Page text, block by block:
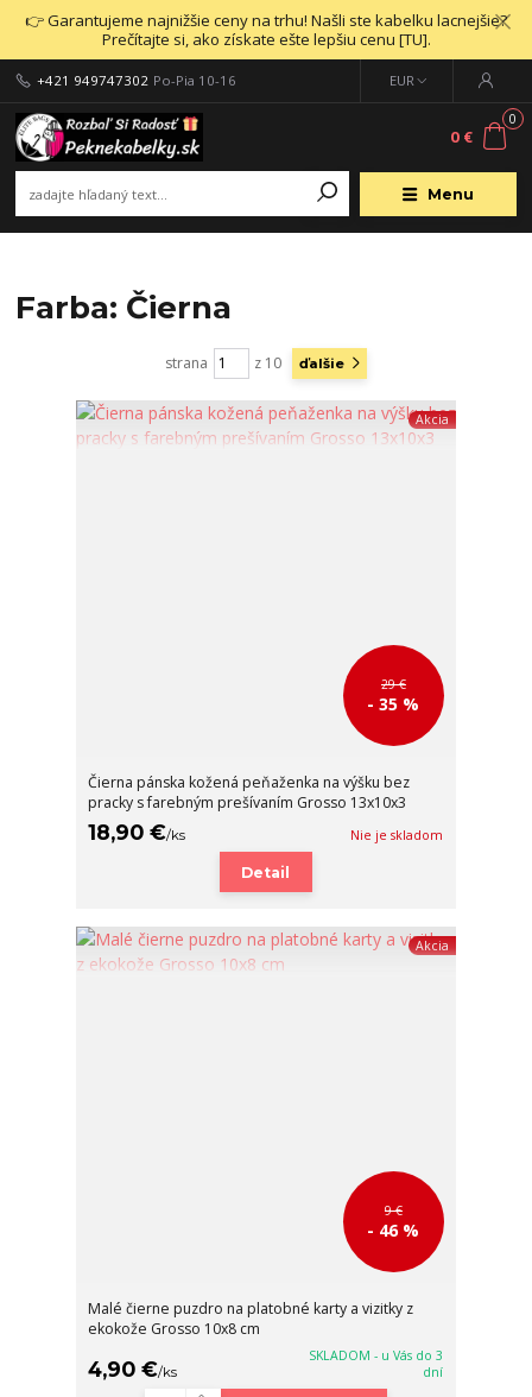
👉 Garantujeme najnižšie ceny na trhu! Našli ste kabelku lacnejšie?
Prečítajte si, ako získate ešte lepšiu cenu [TU].
Menu
EUR
+421 949747302 Po-Pia 10-16
0
0 €
Farba: Čierna
strana z 10 ďalšie
Akcia
29 €
- 35 %
Čierna pánska kožená peňaženka na výšku bez
pracky s farebným prešívaním Grosso 13x10x3
18,90 €/ks Nie je skladom
Detail
Akcia
9 €
- 46 %
Malé čierne puzdro na platobné karty a vizitky z
ekokože Grosso 10x8 cm
4,90 €/ks
SKLADOM - u Vás do 3
dní